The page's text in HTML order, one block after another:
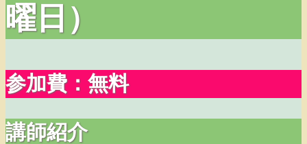
曜日）
参加費：無料
講師紹介